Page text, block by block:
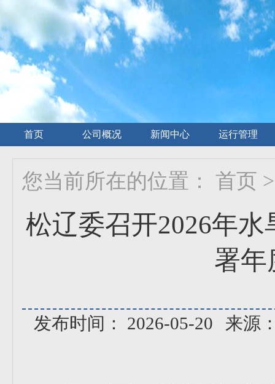
首页 公司概况 新闻中心 运行管理
您当前所在的位置： 首页 >
松辽委召开2026年
署年
发布时间： 2026-05-20 来源